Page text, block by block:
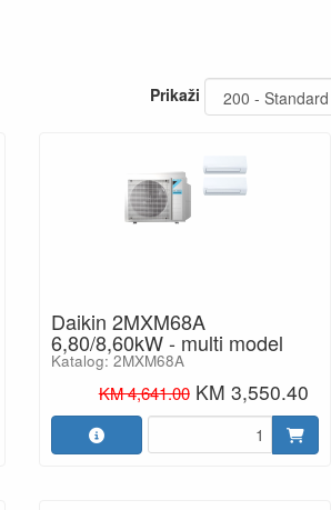
Prikaži
Daikin 2MXM68A
6,80/8,60kW - multi model
Katalog: 2MXM68A
KM 4,641.00 KM 3,550.40